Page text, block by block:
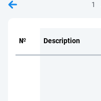
1
№ Description